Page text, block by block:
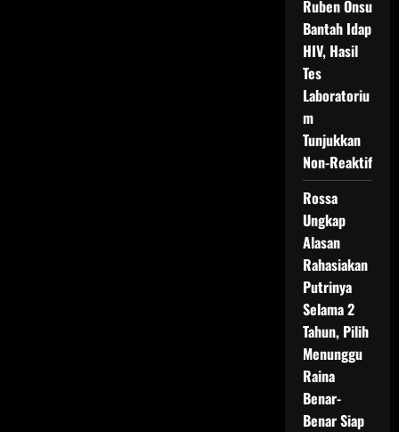
Ruben Onsu
Bantah Idap
HIV, Hasil
Tes
Laboratoriu
m
Tunjukkan
Non-Reaktif
Rossa
Ungkap
Alasan
Rahasiakan
Putrinya
Selama 2
Tahun, Pilih
Menunggu
Raina
Benar-
Benar Siap